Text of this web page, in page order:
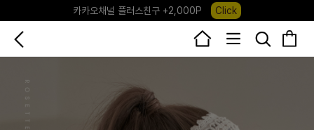
카카오채널 플러스친구 +2,000P
Click
포레포레 앱 다운로드 +3,000P
Down